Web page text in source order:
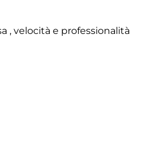
, velocità e professionalità